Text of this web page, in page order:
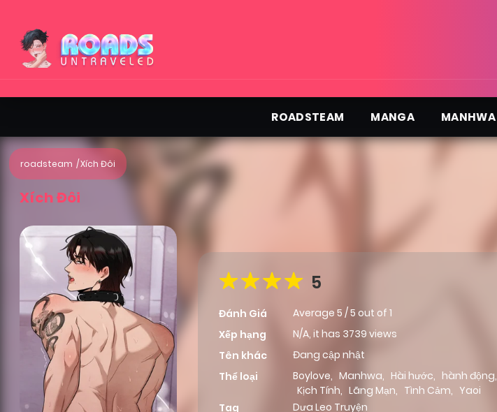
ROADSTEAM MANGA MANHWA
roadsteam Xích Đôi
Xích Đôi
5
Đánh Giá Average 5 /5 out of 1
Xếp hạng
N/A, it has 3739 views
Tên khác
Đang cập nhật
Thể loại
Boylove, Manhwa, Hài hước, hành động,
Kịch Tính, Lãng Mạn, Tình Cảm, Yaoi
Tag
Dưa Leo Truyện